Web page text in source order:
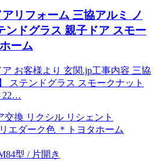
リフォーム 三協アルミ ノ
ンドグラス 親子ドア スモー
ーム
お客様より 玄関.jp工事内容 三協
ステンドグラス スモークナット
22…
型 / 片開き